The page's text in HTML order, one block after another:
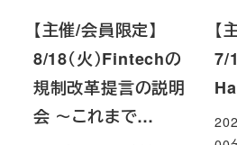
【主催/会員限定】
8/18（火）Fintechの
規制改革提言の説明
会 ～これまで…
【
7/